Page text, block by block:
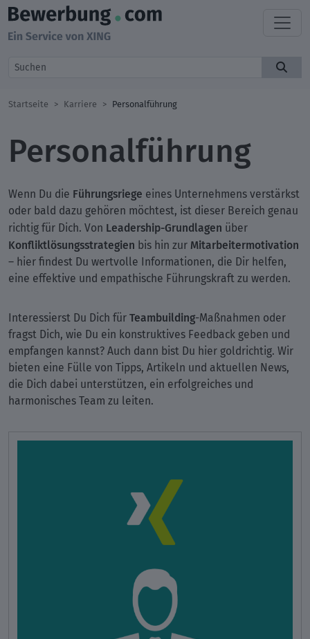
Startseite Karriere Personalführung
Personalführung
Wenn Du die Führungsriege eines Unternehmens verstärkst
oder bald dazu gehören möchtest, ist dieser Bereich genau
richtig für Dich. Von Leadership-Grundlagen über
Konfliktlösungsstrategien bis hin zur Mitarbeitermotivation
– hier findest Du wertvolle Informationen, die Dir helfen,
eine effektive und empathische Führungskraft zu werden.
Interessierst Du Dich fürTeambuilding-Maßnahmen oder
fragst Dich, wie Du ein konstruktives Feedback geben und
empfangen kannst? Auch dann bist Du hier goldrichtig. Wir
bieten eine Fülle von Tipps, Artikeln und aktuellen News,
die Dich dabei unterstützen, ein erfolgreiches und
harmonisches Team zu leiten.